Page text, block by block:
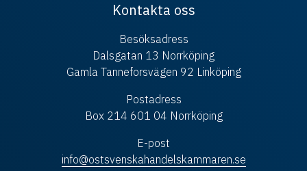
Kontakta oss
Besöksadress
Dalsgatan 13 Norrköping
Gamla Tanneforsvägen 92 Linköping
Postadress
Box 214 601 04 Norrköping
E-post
info@ostsvenskahandelskammaren.se